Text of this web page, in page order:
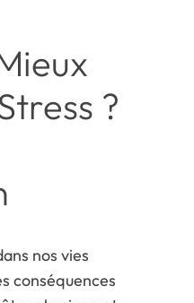
?
nos vies
conséquences